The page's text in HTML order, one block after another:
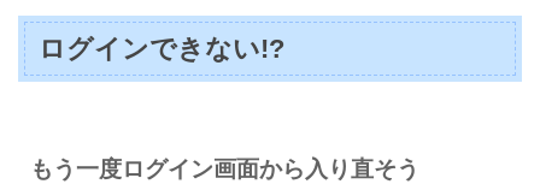
ログインできない!?
もう一度ログイン画面から入り直そう